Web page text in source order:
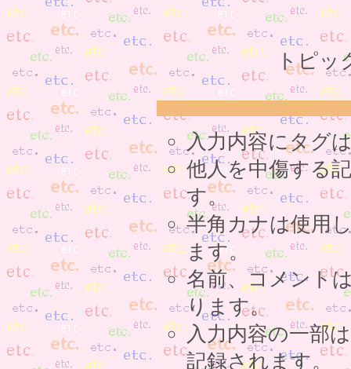
トピッ
入力内容にタグ
他人を中傷する
す。
半角カナは使用
ます。
名前、コメント
ります。
入力内容の一部
記録されます。